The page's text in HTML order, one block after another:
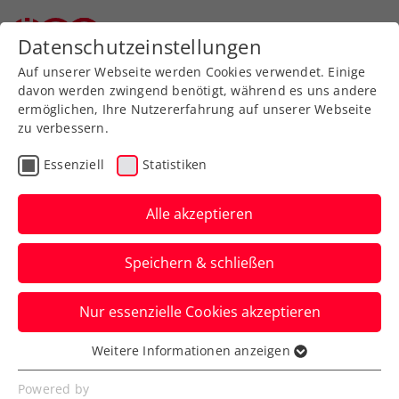
Zurück zur Newsübersicht
ITF Turniere
Australian Open: Tagger
nimmt Top-10-Juniorin
raus
Das heimische Nachwuchstalent steht
hiermit beim Jugend-Grand-Slam in
Melbourne im Achtelfinale.
Verfasst von: Manuel Wachta, 21.01.2025
Datenschutzeinstellungen
Auf unserer Webseite werden Cookies verwendet. Einige
davon werden zwingend benötigt, während es uns andere
ermöglichen, Ihre Nutzererfahrung auf unserer Webseite
zu verbessern.
Essenziell Statistiken
Alle akzeptieren
Speichern & schließen
Nur essenzielle Cookies akzeptieren
Essenziell
Essenzielle Cookies werden für grundlegende
Weitere Informationen anzeigen
Powered by